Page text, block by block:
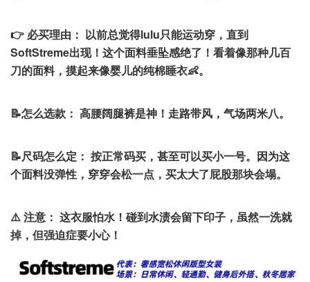
👉 必买理由： 以前总觉得lulu只能运动穿，直到
SoftStreme出现！这个面料垂坠感绝了！看着像那种几百
刀的面料，摸起来像婴儿的纯棉睡衣👶。
📝怎么选款： 高腰阔腿裤是神！走路带风，气场两米八。
📝尺码怎么定： 按正常码买，甚至可以买小一号。因为这
个面料没弹性，穿穿会松一点，买太大了屁股那块会塌。
⚠️ 注意： 这衣服怕水！碰到水渍会留下印子，虽然一洗就
掉，但强迫症要小心！